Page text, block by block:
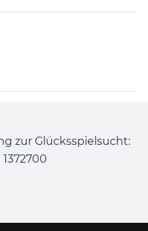
zur Glücksspielsucht: